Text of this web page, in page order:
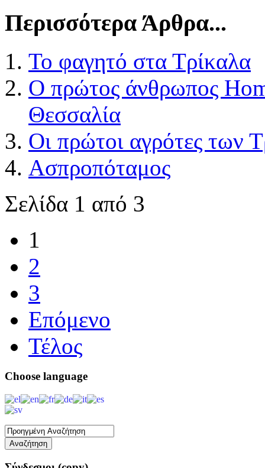
Περισσότερα Άρθρα...
Το φαγητό στα Τρίκαλα
Ο πρώτος άνθρωπος
Θεσσαλία
Οι πρώτοι αγρότες των
Ασπροπόταμος
Σελίδα 1 από 3
1
2
3
Επόμενο
Τέλος
Choose language